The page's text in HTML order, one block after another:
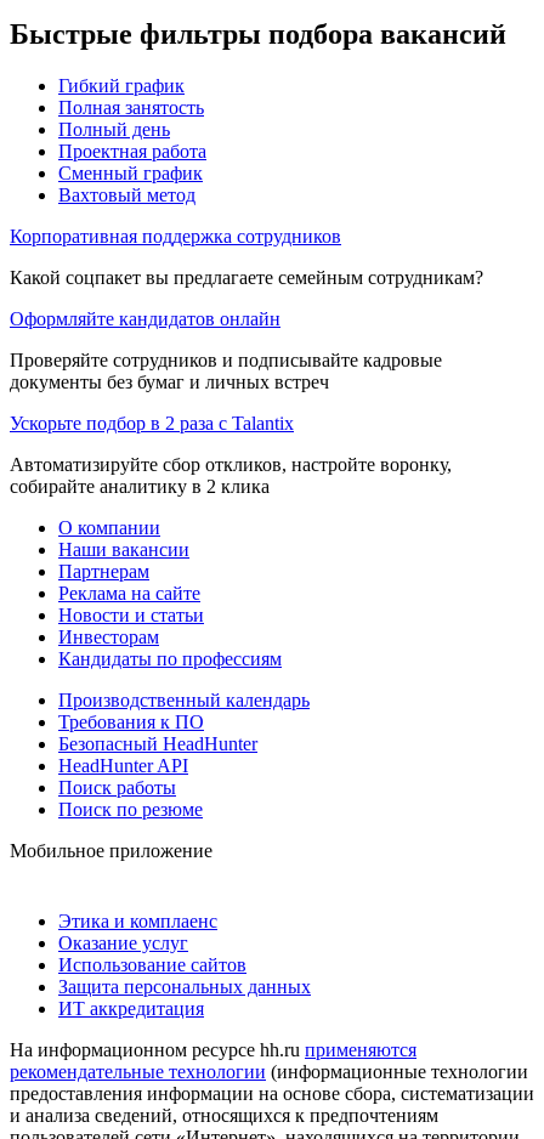
Быстрые фильтры подбора вакансий
Гибкий график
Полная занятость
Полный день
Проектная работа
Сменный график
Вахтовый метод
Корпоративная поддержка сотрудников
Какой соцпакет вы предлагаете семейным сотрудникам?
Оформляйте кандидатов онлайн
Проверяйте сотрудников и подписывайте кадровые
документы без бумаг и личных встреч
Ускорьте подбор в 2 раза с Talantix
Автоматизируйте сбор откликов, настройте воронку,
собирайте аналитику в 2 клика
О компании
Наши вакансии
Партнерам
Реклама на сайте
Новости и статьи
Инвесторам
Кандидаты по профессиям
Производственный календарь
Требования к ПО
Безопасный HeadHunter
HeadHunter API
Поиск работы
Поиск по резюме
Мобильное приложение
Этика и комплаенс
Оказание услуг
Использование сайтов
Защита персональных данных
ИТ аккредитация
На информационном ресурсе hh.ru применяются
рекомендательные технологии (информационные технологии
предоставления информации на основе сбора, систематизации
и анализа сведений, относящихся к предпочтениям